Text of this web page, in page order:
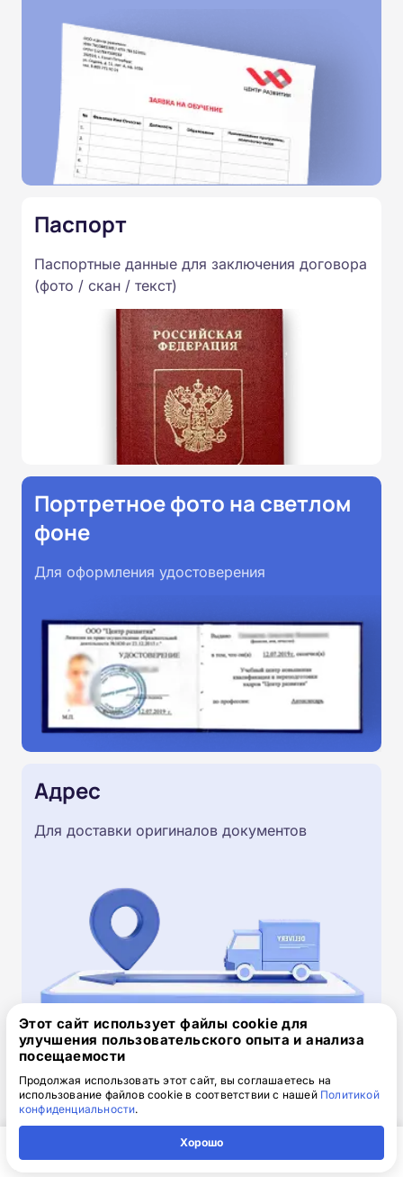
Паспорт
Паспортные данные для заключения договора
(фото / скан / текст)
Портретное фото на светлом
фоне
Для оформления удостоверения
Адрес
Для доставки оригиналов документов
Скачайте заявку на обучение
.doc, 32.52 Кб
Скачайте шаблон, заполните и отправьте по
info@1-academy.ru
Обязательно укажите контактный номер телефон.
Этот сайт использует файлы cookie для
улучшения пользовательского опыта и анализа
посещаемости
Продолжая использовать этот сайт, вы соглашаетесь на
использование файлов cookie в соответствии с нашей Политикой
конфиденциальности.
Хорошо